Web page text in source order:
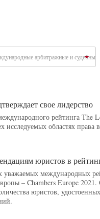
арбитражные и судебные
свое лидерство
рейтинга
областях права
юристов в
международных
– Chambers Europe
юристов,